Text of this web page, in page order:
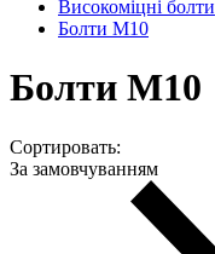
Високоміцні болти
Болти М10
Болти М10
Сортировать:
За замовчуванням